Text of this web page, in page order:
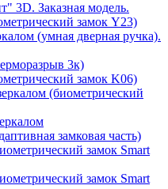
3D. Заказная модель.
замок Y23)
(умная дверная ручка).
3к)
замок K06)
(биометрический
замковая часть)
замок Smart
замок Smart